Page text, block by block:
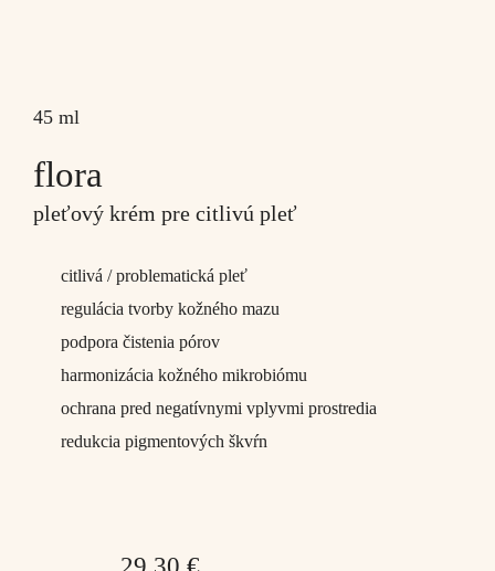
45 ml
flora
pleťový krém pre citlivú pleť
citlivá / problematická pleť
regulácia tvorby kožného mazu
podpora čistenia pórov
harmonizácia kožného mikrobiómu
ochrana pred negatívnymi vplyvmi prostredia
redukcia pigmentových škvŕn